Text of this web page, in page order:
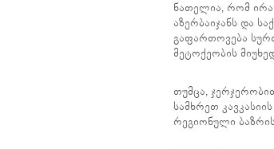
ნათელია, რომ
აზერბაიჯანს და
გაფართოვება
მეტოქეობის
თუმცა,
სამხრეთ
რეგიონული